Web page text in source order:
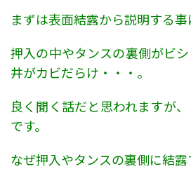
まずは表面結露から説明する事
押入の中やタンスの裏側がビ
井がカビだらけ・・・。
良く聞く話だと思われますが
です。
なぜ押入やタンスの裏側に結